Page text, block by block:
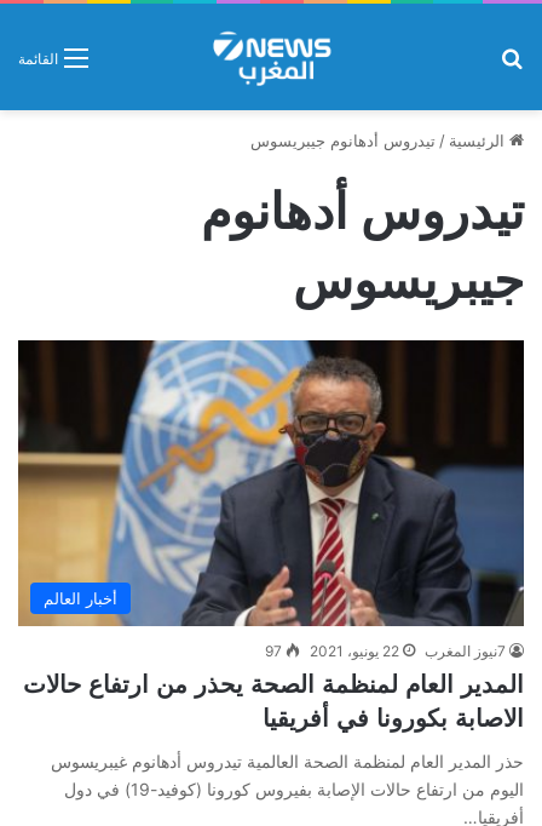
القائمة
الرئيسية / تيدروس أدهانوم جيبريسوس
تيدروس أدهانوم
جيبريسوس
أخبار العالم
7نيوز المغرب 22 يونيو، 2021 97
المدير العام لمنظمة الصحة يحذر من ارتفاع حالات
الاصابة بكورونا في أفريقيا
حذر المدير العام لمنظمة الصحة العالمية تيدروس أدهانوم غيبريسوس
اليوم من ارتفاع حالات الإصابة بفيروس كورونا (كوفيد-19) في دول
أفريقيا…